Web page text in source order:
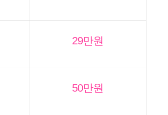
29만원
50만원